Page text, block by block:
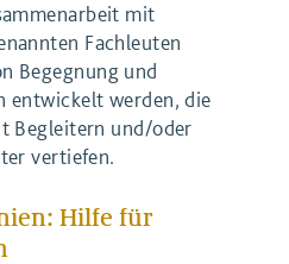
mit
Fachleuten
Begegnung und
entwickelt werden, die
Begleitern und/oder
vertiefen.
Hilfe für